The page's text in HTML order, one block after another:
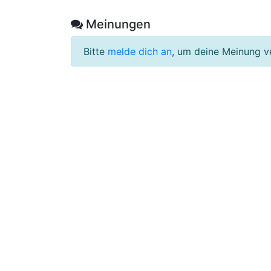
Meinungen
Bitte melde dich an, um deine Meinung